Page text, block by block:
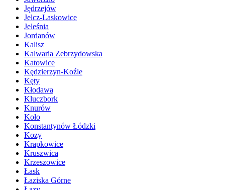
Jędrzejów
Jelcz-Laskowice
Jeleśnia
Jordanów
Kalisz
Kalwaria Zebrzydowska
Katowice
Kędzierzyn-Koźle
Kęty
Kłodawa
Kluczbork
Knurów
Koło
Konstantynów Łódzki
Kozy
Krapkowice
Kruszwica
Krzeszowice
Łask
Łaziska Górne